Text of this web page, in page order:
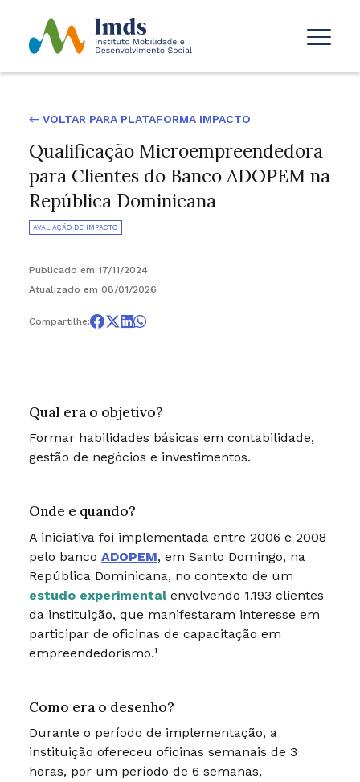
← VOLTAR PARA PLATAFORMA IMPACTO
Qualificação Microempreendedora
para Clientes do Banco ADOPEM na
República Dominicana
AVALIAÇÃO DE IMPACTO
Publicado em 17/11/2024
Atualizado em 08/01/2026
Compartilhe:
Qual era o objetivo?
Formar habilidades básicas em contabilidade,
gestão de negócios e investimentos.
Onde e quando?
A iniciativa foi implementada entre 2006 e 2008
pelo banco ADOPEM, em Santo Domingo, na
República Dominicana, no contexto de um
estudo experimentalenvolvendo 1.193 clientes
da instituição, que manifestaram interesse em
participar de oficinas de capacitação em
empreendedorismo.¹
Como era o desenho?
Durante o período de implementação, a
instituição ofereceu oficinas semanais de 3
horas, por um período de 6 semanas,